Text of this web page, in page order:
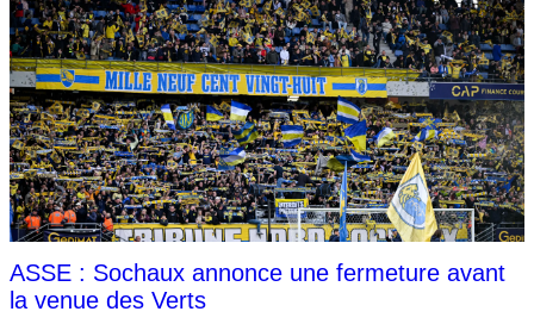
ASSE : Sochaux annonce une fermeture avant
la venue des Verts